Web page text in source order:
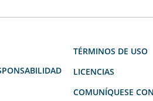
TÉRMINOS DE USO
LICENCIAS
COMUNÍQUESE